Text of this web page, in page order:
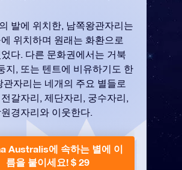
발에 위치한, 남쪽왕관자리는
위치하며 원래는 화환으로
다. 다른 문화권에서는 거북
지, 또는 텐트에 비유하기도 한
관자리는 네개의 주요 별들로
갈자리, 제단자리, 궁수자리,
경자리와 이웃한다.
Australis에 속하는 별에 이
름을 붙이세요! $ 29